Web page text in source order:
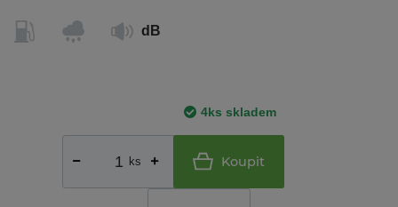
dB
4ks skladem
ks Koupit